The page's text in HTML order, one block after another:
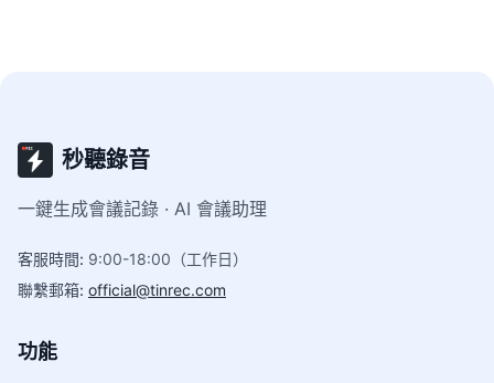
秒聽錄音
一鍵生成會議記錄 · AI 會議助理
客服時間: 9:00-18:00（工作日）
聯繫郵箱: official@tinrec.com
功能